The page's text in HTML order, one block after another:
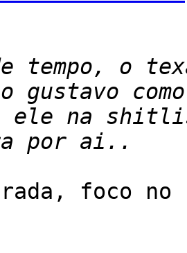
tempo, o
ele na
foco no